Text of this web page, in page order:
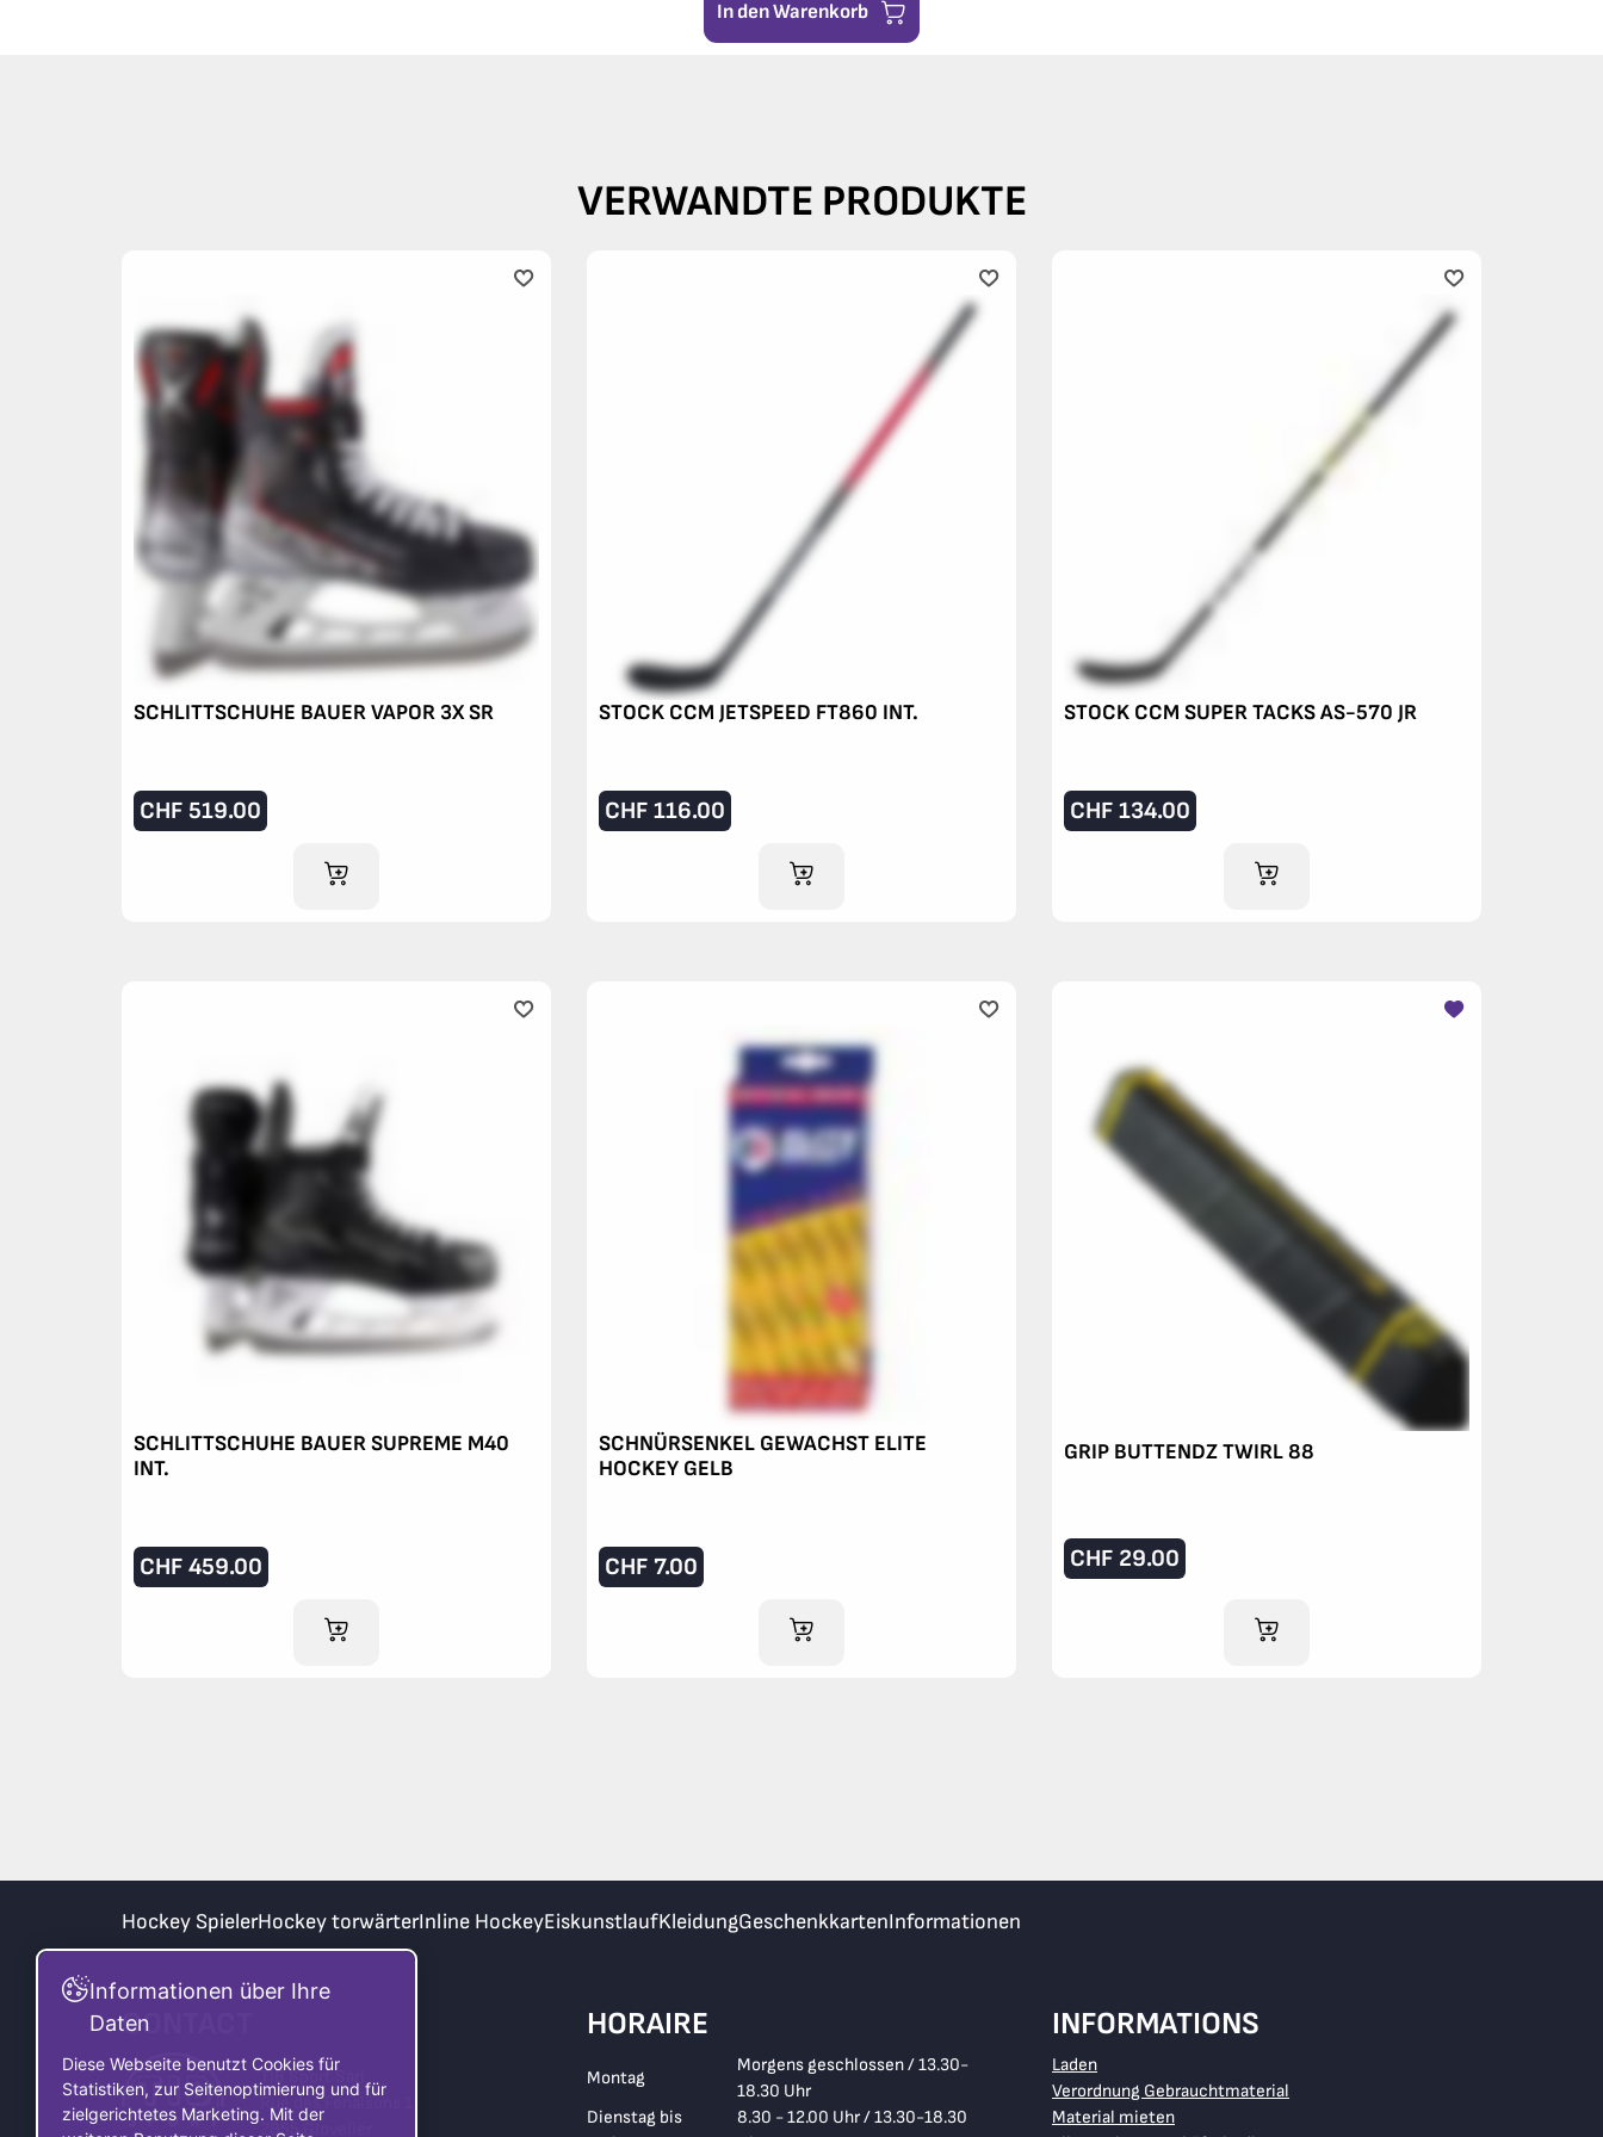
In den Warenkorb
VERWANDTE PRODUKTE
SCHLITTSCHUHE BAUER VAPOR 3X SR
CHF 519.00
IM WARENKORB
STOCK CCM JETSPEED FT860 INT.
CHF 116.00
IM WARENKORB
STOCK CCM SUPER TACKS AS-570 JR
CHF 134.00
IM WARENKORB
SCHLITTSCHUHE BAUER SUPREME M40
INT.
CHF 459.00
IM WARENKORB
SCHNÜRSENKEL GEWACHST ELITE
HOCKEY GELB
CHF 7.00
IM WARENKORB
GRIP BUTTENDZ TWIRL 88
CHF 29.00
IM WARENKORB
Hockey SpielerHockey torwärterInline HockeyEiskunstlaufKleidungGeschenkkartenInformationen
CONTACT
TIB Sport Sàrl
Rue des Fenaisons 1
2855 Glovelier
HORAIRE
Montag
Morgens geschlossen / 13.30-
18.30 Uhr
Dienstag bis
8.30 - 12.00 Uhr / 13.30-18.30
INFORMATIONS
Laden
Verordnung Gebrauchtmaterial
Material mieten
Informationen über Ihre
Daten
Diese Webseite benutzt Cookies für
Statistiken, zur Seitenoptimierung und für
zielgerichtetes Marketing. Mit der